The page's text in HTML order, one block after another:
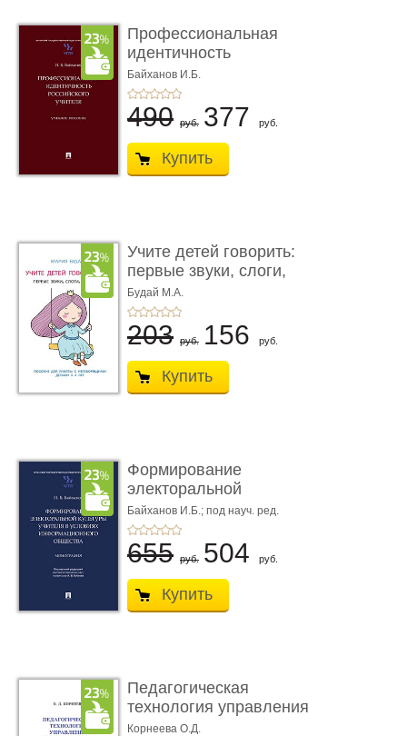
Профессиональная
идентичность
российского уч ...
Байханов И.Б.
490 руб. 377 руб.
Купить
Учите детей говорить:
первые звуки, слоги,
слов ...
Будай М.А.
203 руб. 156 руб.
Купить
Формирование
электоральной
культуры учителя � ...
Байханов И.Б.; под науч. ред.
Лубкова А.В.
655 руб. 504 руб.
Купить
Педагогическая
технология управления
образов ...
Корнеева О.Д.